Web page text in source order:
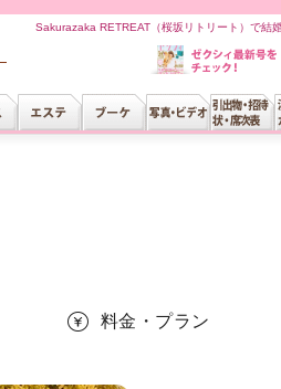
Sakurazaka RETREAT（桜坂リトリート）で結
料金・プラン